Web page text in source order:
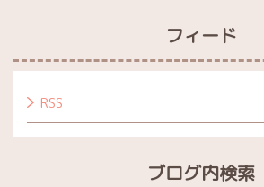
フィード
RSS
ブログ内検索